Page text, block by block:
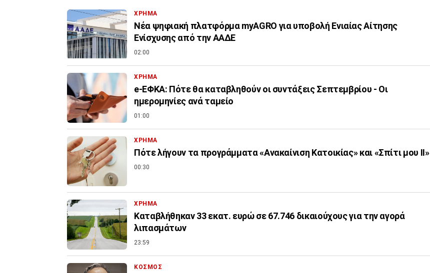
ΧΡΗΜΑ
Νέα ψηφιακή πλατφόρμα myAGRO για υποβολή Ενιαίας Αίτησης
Ενίσχυσης από την ΑΑΔΕ
02:00
ΧΡΗΜΑ
e-ΕΦΚΑ: Πότε θα καταβληθούν οι συντάξεις Σεπτεμβρίου - Οι
ημερομηνίες ανά ταμείο
01:00
ΧΡΗΜΑ
Πότε λήγουν τα προγράμματα «Ανακαίνιση Κατοικίας» και «Σπίτι μου ΙΙ»
00:30
ΧΡΗΜΑ
Καταβλήθηκαν 33 εκατ. ευρώ σε 67.746 δικαιούχους για την αγορά
λιπασμάτων
23:59
ΚΟΣΜΟΣ